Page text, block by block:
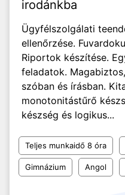
irodánkba
Ügyfélszolgálati
ellenőrzése.
Riportok készítése.
feladatok.
szóban és írásban.
monotonitástűrő
készség és logikus...
Teljes munkaidő 8 óra
Gimnázium Angol